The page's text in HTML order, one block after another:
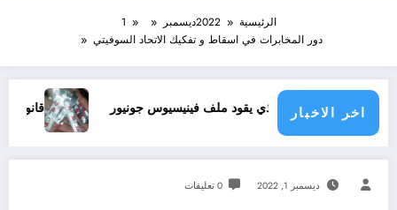
الرئيسية 2022ديسمبر
1
دور المخابرات في اسقاط و تفكيك الاتحاد السوفيتي
اخر الاخبار
الذي يقود ملف فينيسيوس جونيور قانون المؤثرات العقلية في الجزائر
ديسمبر 1, 2022 0 تعليقات